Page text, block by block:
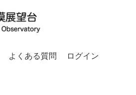
よくある質問
ログイン